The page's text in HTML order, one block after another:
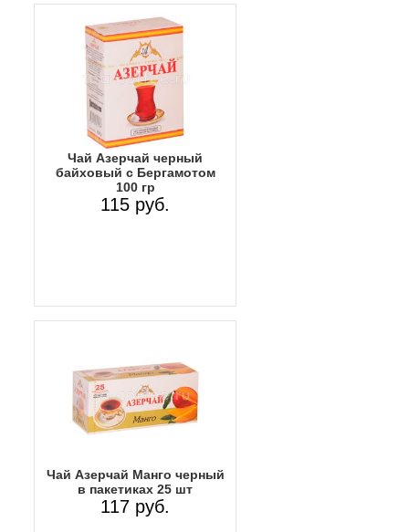
Чай Азерчай черный
байховый с Бергамотом
100 гр
115 руб.
Чай Азерчай Манго черный
в пакетиках 25 шт
117 руб.